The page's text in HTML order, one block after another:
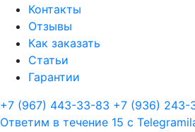
Контакты
Отзывы
Как заказать
Статьи
Гарантии
+7 (967) 443-33-83 +7 (936) 243-
Ответим в течение 15 с Telegram